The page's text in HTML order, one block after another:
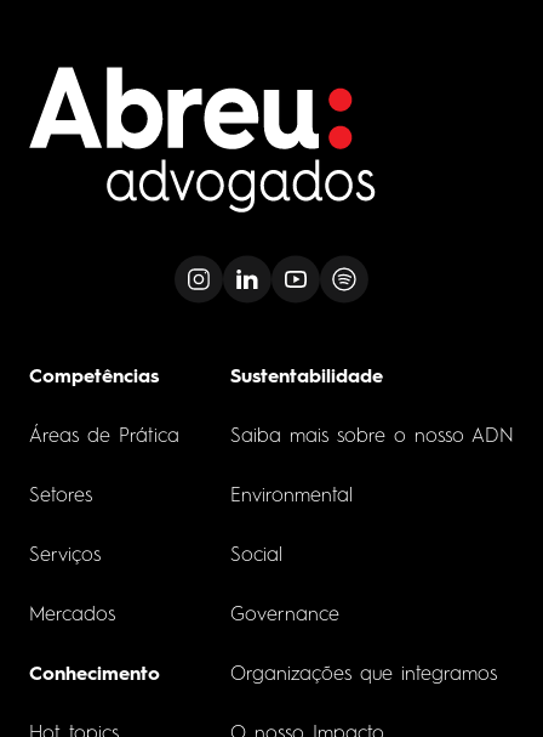
Competências
Áreas de Prática
Setores
Serviços
Mercados
Conhecimento
Sustentabilidade
Saiba mais sobre o nosso ADN
Environmental
Social
Governance
Organizações que integramos